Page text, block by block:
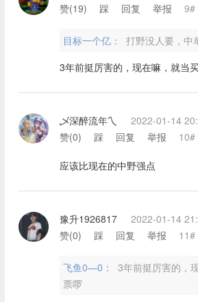
赞(19) 踩 回复 举报 9#
目标一个亿：
打野没人要，中
3年前挺厉害的，现在嘛，就当
乄深醉流年乀
2022-01-14
赞(0) 踩 回复 举报 10#
应该比现在的中野强点
豫升1926817
2022-01-14
赞(0) 踩 回复 举报 11#
飞鱼0—0：
3年前挺厉害的，
票啰